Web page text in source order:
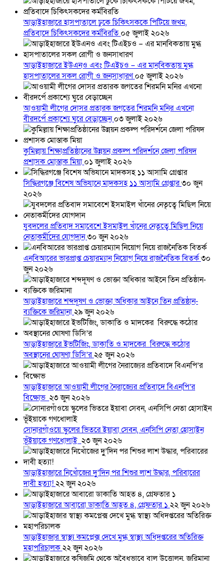
আড়াইহাজারে হাসপাতালে ঢুকে চিকিৎসককে পিটিয়ে জখম,
প্রতিবাদে চিকিৎসকদের কর্মবিরতি ০৫ জুলাই ২০২৬
আড়াইহাজারে ইউএনও এবং টিএইচও – এর মানবিকতায় মুগ্ধ
হাসপাতালের সকল রোগী ও জনসাধারণ০৫ জুলাই ২০২৬
আওয়ামী লীগের দোসর প্রতারক জগতের শিরমনি মনির এখনো
বীরদর্পে প্রকাশ্যে ঘুরে বেড়াচ্ছেন০৩ জুলাই ২০২৬
কুমিল্লায় শিক্ষাপ্রতিষ্ঠানের উন্নয়ন প্রকল্প পরিদর্শনে জেলা পরিষদ
প্রশাসক মোস্তাক মিয়া ০১ জুলাই ২০২৬
সিদ্ধিরগঞ্জে বিশেষ অভিযানে মাদকসহ ১১ আসামি গ্রেপ্তার৩০ জুন
২০২৬
যুবদলের প্রতিবাদ সমাবেশে ইসমাইল খাঁনের নেতৃত্বে মিছিল নিয়ে
নেতাকর্মীদের যোগদান৩০ জুন ২০২৬
এনবিআরের ভারপ্রাপ্ত চেয়ারম্যান নিয়োগ নিয়ে রাজনৈতিক বিতর্ক৩০
জুন ২০২৬
আড়াইহাজারে শব্দদূষণ ও ভোক্তা অধিকার আইনে তিন প্রতিষ্ঠান-
ব্যক্তিকে জরিমানা২৯ জুন ২০২৬
আড়াইহাজারে ইভটিজিং, ডাকাতি ও মাদকের বিরুদ্ধে কঠোর
অবস্থানের ঘোষণা ডিসি’র২৫ জুন ২০২৬
আড়াইহাজারে আওয়ামী লীগের নৈরাজ্যের প্রতিবাদে বিএনপি’র
বিক্ষোভ ২৩ জুন ২০২৬
সোনারগাঁওয়ে স্কুলের ভিতরে ইয়াবা সেবন, এনসিপি নেতা হোসাইন
ভূঁইয়াকে গণধোলাই ২৩ জুন ২০২৬
আড়াইহাজারে নিখোঁজের দুু’দিন পর শিশুর লাশ উদ্ধার, পরিবারের
দাবী হত্যা!২২ জুন ২০২৬
আড়াইহাজারে আবারো ডাকাতি আহত ৪, গ্রেফতার ১ ২২ জুন ২০২৬
আড়াইহাজার স্বাস্থ্য কমপ্লেক্স দেখে মুগ্ধ স্বাস্থ্য অধিদপ্তরের অতিরিক্ত
মহাপরিচালক২২ জুন ২০২৬